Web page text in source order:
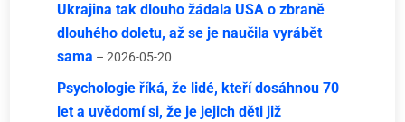
Ukrajina tak dlouho žádala USA o zbraně
dlouhého doletu, až se je naučila vyrábět
sama – 2026-05-20
Psychologie říká, že lidé, kteří dosáhnou 70
let a uvědomí si, že je jejich děti již